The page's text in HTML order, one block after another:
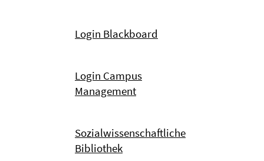
Login Blackboard
Login Campus
Management
Sozialwissenschaftliche
Bibliothek